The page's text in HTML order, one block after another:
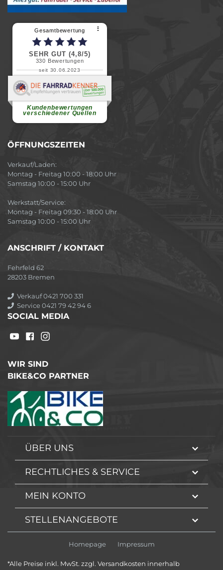
Gesamtbewertung ⠇
SEHR GUT (4,8/5)
330 Bewertungen
seit 30.06.2023
Kundenbewertungen
verschiedener Quellen
Renate H.
Vielen Dank für ein herzliches
ÖFFNUNGSZEITEN
Verkauf/Laden:
Montag - Freitag 10:00 - 18:00 Uhr
Samstag 10:00 - 15:00 Uhr
Werkstatt/Service:
Montag - Freitag 09:30 - 18:00 Uhr
Samstag 10:00 - 15:00 Uhr
ANSCHRIFT / KONTAKT
Fehrfeld 62
28203 Bremen
Verkauf 0421 700 331
Service 0421 79 42 94 6
SOCIAL MEDIA
WIR SIND
BIKE&CO PARTNER
ÜBER UNS
RECHTLICHES & SERVICE
MEIN KONTO
STELLENANGEBOTE
Homepage Impressum
*Alle Preise inkl. MwSt. zzgl. Versandkosten innerhalb